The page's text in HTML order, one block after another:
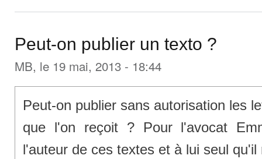
Peut-on publier un texto ?
MB, le 19 mai, 2013 - 18:44
Peut-on publier sans autorisation les
que l'on reçoit ? Pour l'avocat
l'auteur de ces textes et à lui seul qu'il